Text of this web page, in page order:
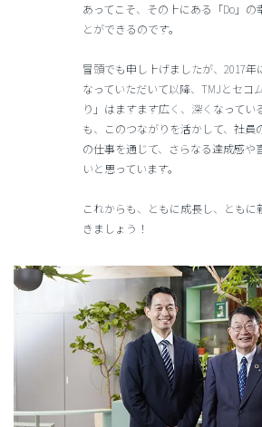
あってこそ、その上にある「Do」
とができるのです。
冒頭でも申し上げましたが、2017年
なっていただいて以降、TMJとセコ
り」はますます広く、深くなってい
も、このつながりを活かして、社員
の仕事を通じて、さらなる達成感や
いと思っています。
これからも、ともに成長し、とも
きましょう！